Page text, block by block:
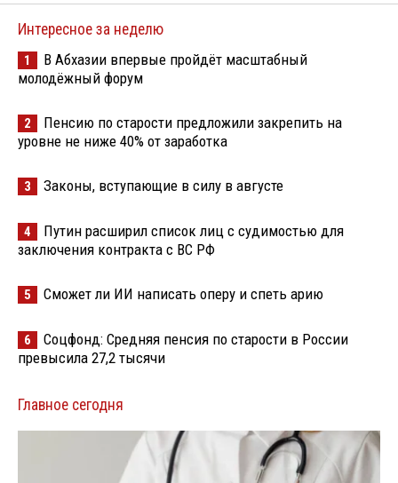
Интересное за неделю
1
В Абхазии впервые пройдёт масштабный
молодёжный форум
2
Пенсию по старости предложили закрепить на
уровне не ниже 40% от заработка
3 Законы, вступающие в силу в августе
4
Путин расширил список лиц с судимостью для
заключения контракта с ВС РФ
5 Сможет ли ИИ написать оперу и спеть арию
6
Соцфонд: Средняя пенсия по старости в России
превысила 27,2 тысячи
Главное сегодня